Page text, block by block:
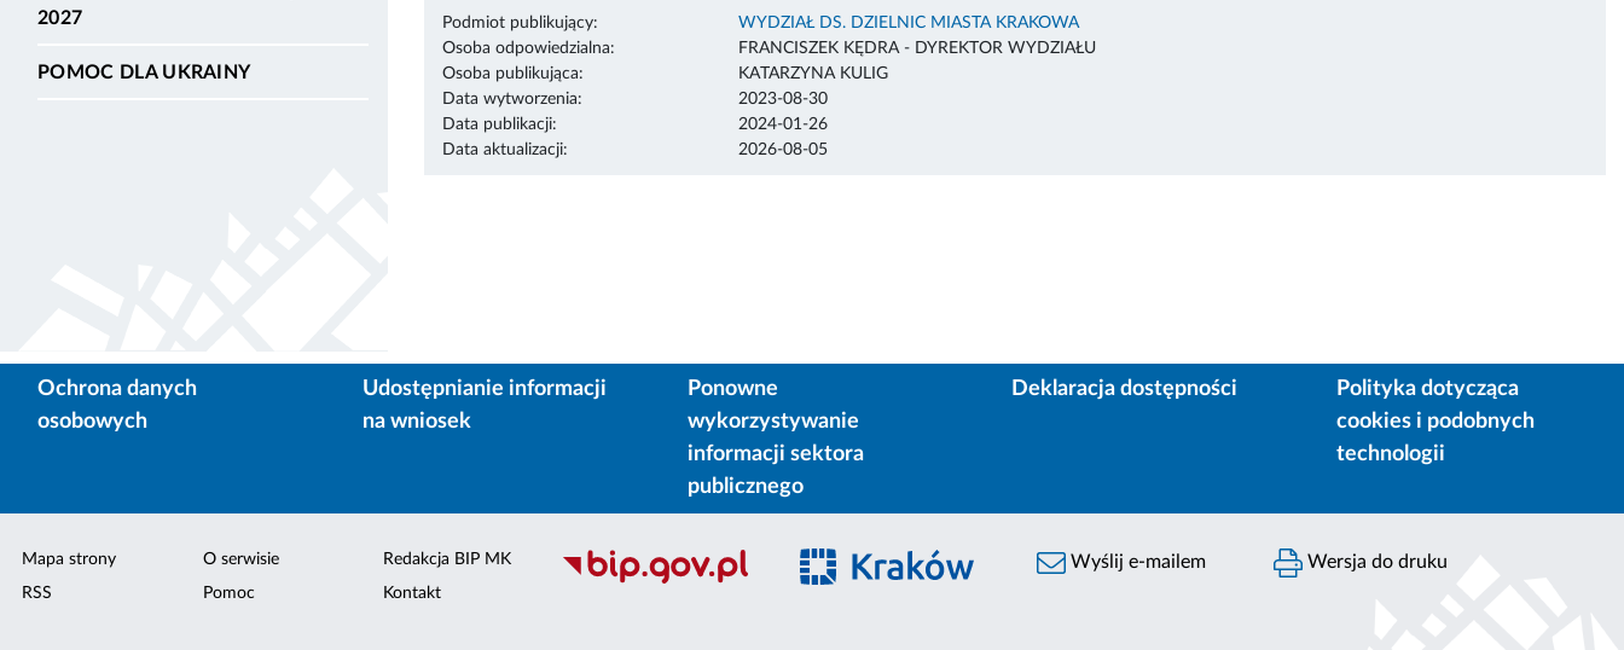
2027
POMOC DLA UKRAINY
Podmiot publikujący:
WYDZIAŁ DS. DZIELNIC MIASTA KRAKOWA
Osoba odpowiedzialna:
FRANCISZEK KĘDRA - DYREKTOR WYDZIAŁU
Osoba publikująca:
KATARZYNA KULIG
Data wytworzenia:
2023-08-30
Data publikacji:
2024-01-26
Data aktualizacji:
2026-08-05
Ochrona danych
osobowych
Udostępnianie informacji
na wniosek
Ponowne
wykorzystywanie
informacji sektora
publicznego
Deklaracja dostępności
Polityka dotycząca
cookies i podobnych
technologii
Mapa strony
RSS
O serwisie
Pomoc
Redakcja BIP MK
Kontakt
Wyślij e-mailem Wersja do druku